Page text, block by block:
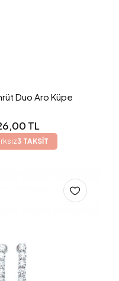
Duo Aro Küpe
TL
3 TAKSİT